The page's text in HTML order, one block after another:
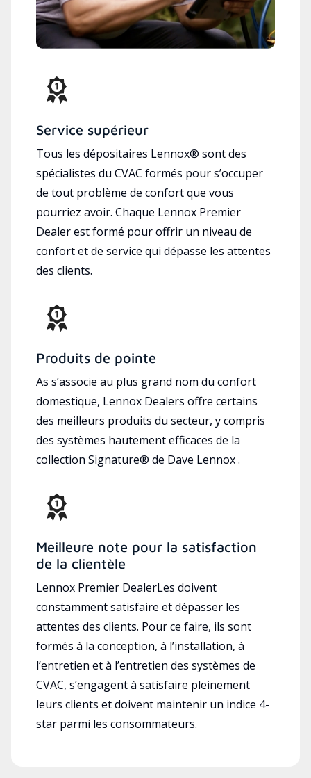
Service supérieur
Tous les dépositaires Lennox® sont des
spécialistes du CVAC formés pour s’occuper
de tout problème de confort que vous
pourriez avoir. Chaque Lennox Premier
Dealer est formé pour offrir un niveau de
confort et de service qui dépasse les attentes
des clients.
Produits de pointe
As s’associe au plus grand nom du confort
domestique, Lennox Dealers offre certains
des meilleurs produits du secteur, y compris
des systèmes hautement efficaces de la
collection Signature® de Dave Lennox .
Meilleure note pour la satisfaction
de la clientèle
Lennox Premier DealerLes doivent
constamment satisfaire et dépasser les
attentes des clients. Pour ce faire, ils sont
formés à la conception, à l’installation, à
l’entretien et à l’entretien des systèmes de
CVAC, s’engagent à satisfaire pleinement
leurs clients et doivent maintenir un indice 4-
star parmi les consommateurs.